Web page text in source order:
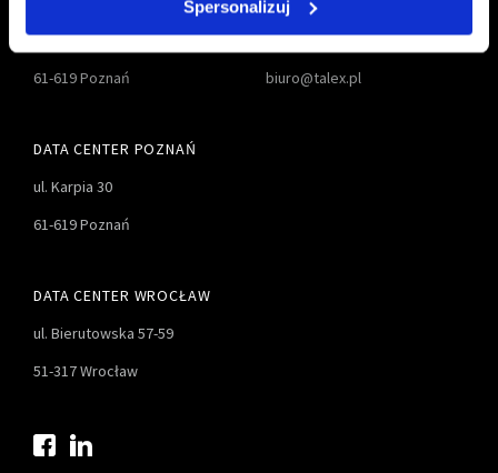
Spersonalizuj
ul. Karpia 27D
61-619 Poznań
61 827-55-01
biuro@talex.pl
DATA CENTER POZNAŃ
ul. Karpia 30
61-619 Poznań
DATA CENTER WROCŁAW
ul. Bierutowska 57-59
51-317 Wrocław